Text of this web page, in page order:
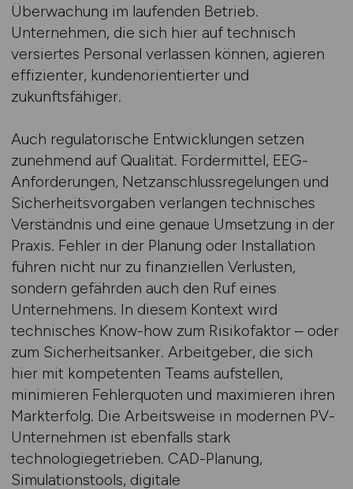
Überwachung im laufenden Betrieb.
Unternehmen, die sich hier auf technisch
versiertes Personal verlassen können, agieren
effizienter, kundenorientierter und
zukunftsfähiger.
Auch regulatorische Entwicklungen setzen
zunehmend auf Qualität. Fördermittel, EEG-
Anforderungen, Netzanschlussregelungen und
Sicherheitsvorgaben verlangen technisches
Verständnis und eine genaue Umsetzung in der
Praxis. Fehler in der Planung oder Installation
führen nicht nur zu finanziellen Verlusten,
sondern gefährden auch den Ruf eines
Unternehmens. In diesem Kontext wird
technisches Know-how zum Risikofaktor – oder
zum Sicherheitsanker. Arbeitgeber, die sich
hier mit kompetenten Teams aufstellen,
minimieren Fehlerquoten und maximieren ihren
Markterfolg. Die Arbeitsweise in modernen PV-
Unternehmen ist ebenfalls stark
technologiegetrieben. CAD-Planung,
Simulationstools, digitale